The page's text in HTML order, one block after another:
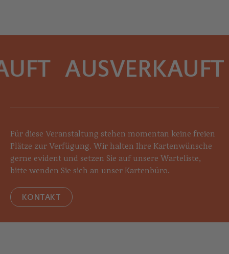
AUSVERKAUFT
Für diese Veranstaltung stehen momentan keine freien
Plätze zur Verfügung. Wir halten Ihre Kartenwünsche
gerne evident und setzen Sie auf unsere Warteliste,
bitte wenden Sie sich an unser Kartenbüro.
KONTAKT